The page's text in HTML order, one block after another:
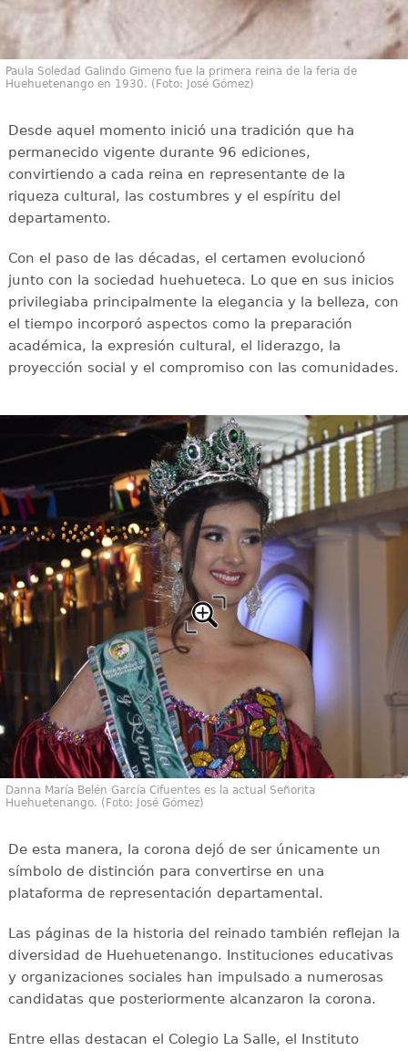
Paula Soledad Galindo Gimeno fue la primera reina de la feria de
Huehuetenango en 1930. (Foto: José Gómez)
Desde aquel momento inició una tradición que ha
permanecido vigente durante 96 ediciones,
convirtiendo a cada reina en representante de la
riqueza cultural, las costumbres y el espíritu del
departamento.
Con el paso de las décadas, el certamen evolucionó
junto con la sociedad huehueteca. Lo que en sus inicios
privilegiaba principalmente la elegancia y la belleza, con
el tiempo incorporó aspectos como la preparación
académica, la expresión cultural, el liderazgo, la
proyección social y el compromiso con las comunidades.
Danna María Belén García Cifuentes es la actual Señorita
Huehuetenango. (Foto: José Gómez)
De esta manera, la corona dejó de ser únicamente un
símbolo de distinción para convertirse en una
plataforma de representación departamental.
Las páginas de la historia del reinado también reflejan la
diversidad de Huehuetenango. Instituciones educativas
y organizaciones sociales han impulsado a numerosas
candidatas que posteriormente alcanzaron la corona.
Entre ellas destacan el Colegio La Salle, el Instituto